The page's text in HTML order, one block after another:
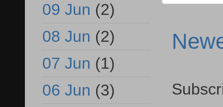
09 Jun (2)
08 Jun (2)
07 Jun (1)
06 Jun (3)